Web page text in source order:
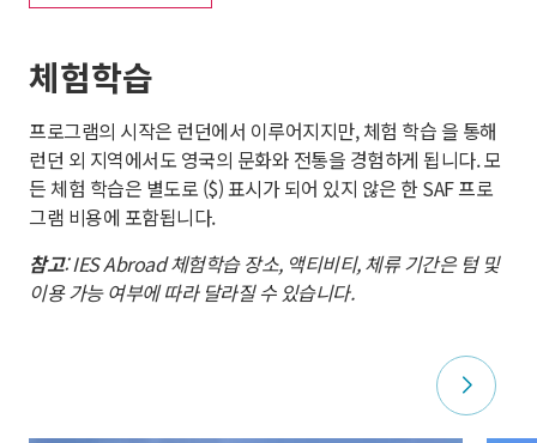
체험학습
프로그램의 시작은 런던에서 이루어지지만, 체험 학습 을 통해
런던 외 지역에서도 영국의 문화와 전통을 경험하게 됩니다. 모
든 체험 학습은 별도로 ($) 표시가 되어 있지 않은 한 SAF 프로
그램 비용에 포함됩니다.
참고: IES Abroad 체험학습 장소, 액티비티, 체류 기간은 텀 및
이용 가능 여부에 따라 달라질 수 있습니다.